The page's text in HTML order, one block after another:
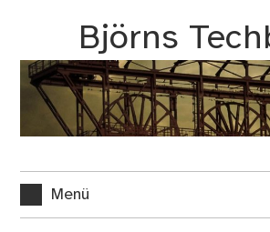
springen
Björns
Menü